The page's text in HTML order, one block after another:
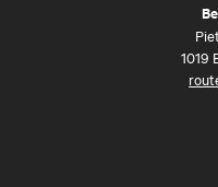
1019